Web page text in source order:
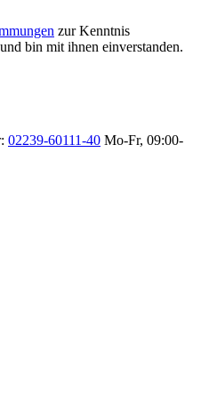
zur Kenntnis
bin mit ihnen einverstanden.
02239-60111-40 Mo-Fr, 09:00-